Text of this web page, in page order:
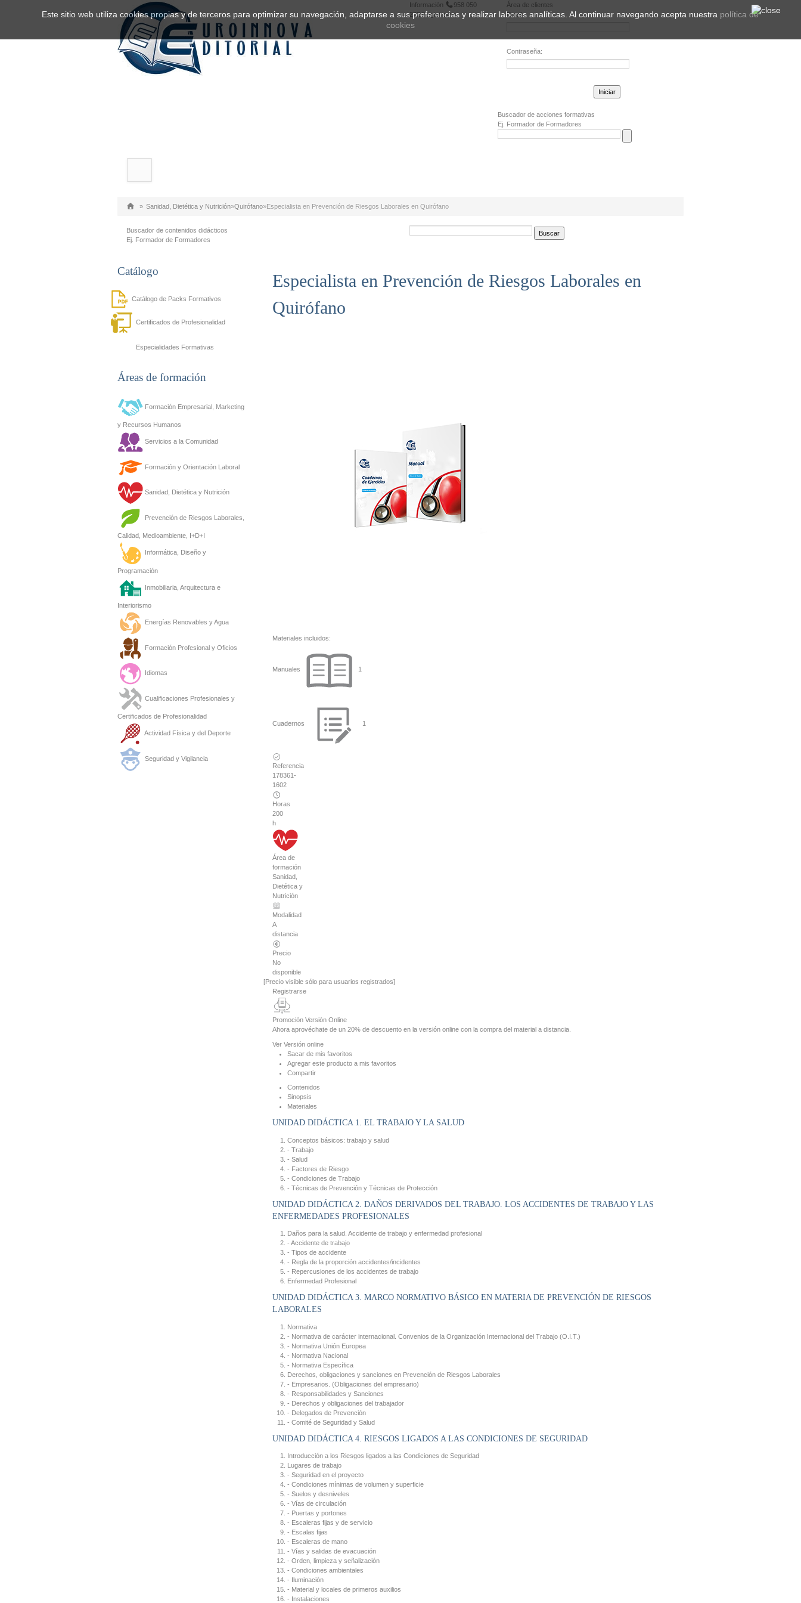
Información
958 050
222 Registrarse
Área de clientes
Email:
Contraseña:
Buscador de acciones formativas
Ej. Formador de Formadores
» Sanidad, Dietética y Nutrición»Quirófano»Especialista en Prevención de Riesgos Laborales en Quirófano
Buscador de contenidos didácticos
Ej. Formador de Formadores
Catálogo
Catálogo de Packs Formativos
Certificados de Profesionalidad
Especialidades Formativas
Áreas de formación
Formación Empresarial, Marketing
y Recursos Humanos
Servicios a la Comunidad
Formación y Orientación Laboral
Sanidad, Dietética y Nutrición
Prevención de Riesgos Laborales,
Calidad, Medioambiente, I+D+I
Informática, Diseño y
Programación
Inmobiliaria, Arquitectura e
Interiorismo
Energías Renovables y Agua
Formación Profesional y Oficios
Idiomas
Cualificaciones Profesionales y
Certificados de Profesionalidad
Actividad Física y del Deporte
Seguridad y Vigilancia
Especialista en Prevención de Riesgos Laborales en
Quirófano
Materiales incluidos:
Manuales 1
Cuadernos 1
Referencia
178361-
1602
Horas
200
h
Área de
formación
Sanidad,
Dietética y
Nutrición
Modalidad
A
distancia
Precio
No
disponible
[Precio visible sólo para usuarios registrados]
Registrarse
Promoción Versión Online
Ahora aprovéchate de un 20% de descuento en la versión online con la compra del material a distancia.
Ver Versión online
Sacar de mis favoritos
Agregar este producto a mis favoritos
Compartir
Contenidos
Sinopsis
Materiales
UNIDAD DIDÁCTICA 1. EL TRABAJO Y LA SALUD
Conceptos básicos: trabajo y salud
- Trabajo
- Salud
- Factores de Riesgo
- Condiciones de Trabajo
- Técnicas de Prevención y Técnicas de Protección
UNIDAD DIDÁCTICA 2. DAÑOS DERIVADOS DEL TRABAJO. LOS ACCIDENTES DE TRABAJO Y LAS
ENFERMEDADES PROFESIONALES
Daños para la salud. Accidente de trabajo y enfermedad profesional
- Accidente de trabajo
- Tipos de accidente
- Regla de la proporción accidentes/incidentes
- Repercusiones de los accidentes de trabajo
Enfermedad Profesional
UNIDAD DIDÁCTICA 3. MARCO NORMATIVO BÁSICO EN MATERIA DE PREVENCIÓN DE RIESGOS
LABORALES
Normativa
- Normativa de carácter internacional. Convenios de la Organización Internacional del Trabajo (O.I.T.)
- Normativa Unión Europea
- Normativa Nacional
- Normativa Específica
Derechos, obligaciones y sanciones en Prevención de Riesgos Laborales
- Empresarios. (Obligaciones del empresario)
- Responsabilidades y Sanciones
- Derechos y obligaciones del trabajador
- Delegados de Prevención
- Comité de Seguridad y Salud
UNIDAD DIDÁCTICA 4. RIESGOS LIGADOS A LAS CONDICIONES DE SEGURIDAD
Introducción a los Riesgos ligados a las Condiciones de Seguridad
Lugares de trabajo
- Seguridad en el proyecto
- Condiciones mínimas de volumen y superficie
- Suelos y desniveles
- Vías de circulación
- Puertas y portones
- Escaleras fijas y de servicio
- Escalas fijas
- Escaleras de mano
- Vías y salidas de evacuación
- Orden, limpieza y señalización
- Condiciones ambientales
- Iluminación
- Material y locales de primeros auxilios
- Instalaciones
Este sitio web utiliza cookies propias y de terceros para optimizar su navegación, adaptarse a sus preferencias y realizar labores analíticas. Al continuar navegando acepta nuestra política de
cookies